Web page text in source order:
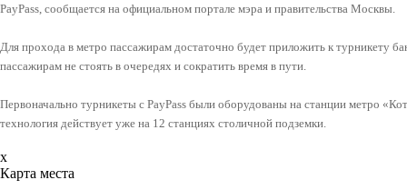
PayPass, сообщается на официальном портале мэра и правительства Москвы.
Для прохода в метро пассажирам достаточно будет приложить к турникету
пассажирам не стоять в очередях и сократить время в пути.
Первоначально турникеты с PayPass были оборудованы на станции метро
технология действует уже на 12 станциях столичной подземки.
x
Карта места